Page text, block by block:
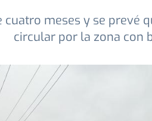
cuatro meses y se prevé
circular por la zona con